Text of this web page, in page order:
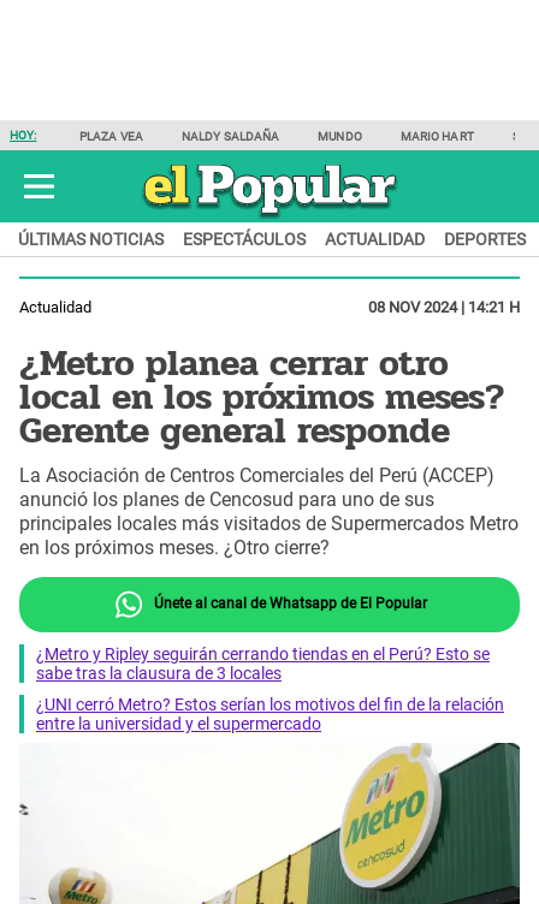
HOY: PLAZA VEA NALDY SALDAÑA MUNDO MARIO HART
ÚLTIMAS NOTICIAS ESPECTÁCULOS ACTUALIDAD DEPORTES
Actualidad 08 NOV 2024 | 14:21 H
¿Metro planea cerrar otro
local en los próximos meses?
Gerente general responde
La Asociación de Centros Comerciales del Perú (ACCEP)
anunció los planes de Cencosud para uno de sus
principales locales más visitados de Supermercados Metro
en los próximos meses. ¿Otro cierre?
Únete al canal de Whatsapp de El Popular
¿Metro y Ripley seguirán cerrando tiendas en el Perú? Esto se
sabe tras la clausura de 3 locales
¿UNI cerró Metro? Estos serían los motivos del fin de la relación
entre la universidad y el supermercado